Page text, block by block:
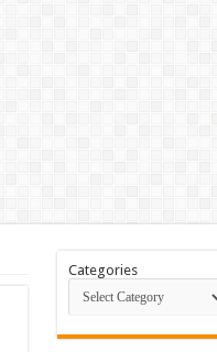
Categories